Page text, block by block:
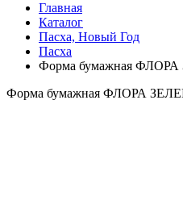
Главная
Каталог
Пасха, Новый Год
Пасха
Форма бумажная
Форма бумажная ФЛОРА